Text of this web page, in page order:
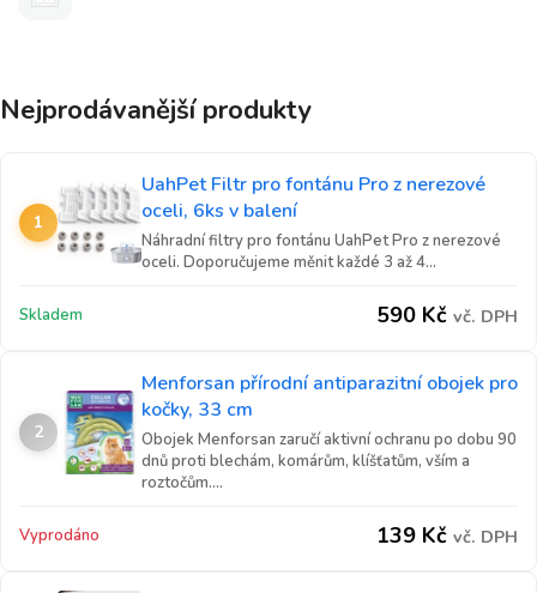
Nejprodávanější produkty
1
UahPet Filtr pro fontánu Pro z nerezové
oceli, 6ks v balení
Náhradní filtry pro fontánu UahPet Pro z nerezové
oceli. Doporučujeme měnit každé 3 až 4...
Skladem 590 Kč vč. DPH
2
Menforsan přírodní antiparazitní obojek pro
kočky, 33 cm
Obojek Menforsan zaručí aktivní ochranu po dobu 90
dnů proti blechám, komárům, klíšťatům, vším a
roztočům....
Vyprodáno 139 Kč vč. DPH